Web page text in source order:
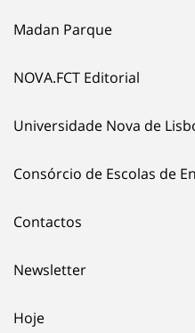
Madan Parque
NOVA.FCT Editorial
Universidade Nova de
Consórcio de Escolas de
Contactos
Newsletter
Hoje